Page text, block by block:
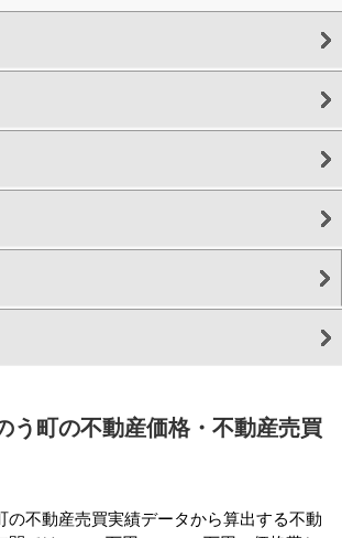
う町の不動産価格・不動産売買
の不動産売買実績データから算出する不動